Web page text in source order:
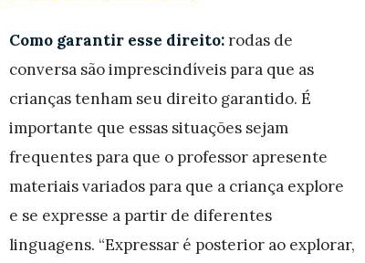
Como garantir esse direito: rodas de
conversa são imprescindíveis para que as
crianças tenham seu direito garantido. É
importante que essas situações sejam
frequentes para que o professor apresente
materiais variados para que a criança explore
e se expresse a partir de diferentes
linguagens. “Expressar é posterior ao explorar,